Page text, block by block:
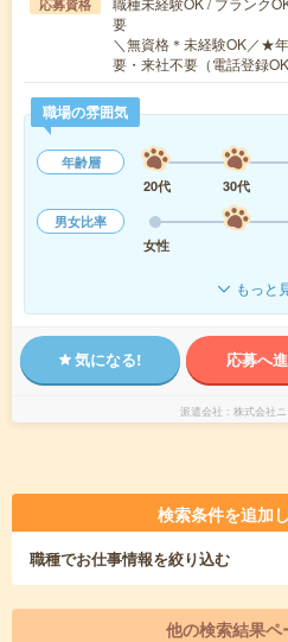
応募資格
要
＼無資格＊未経験OK／★
要・来社不要（電話登録
職場の雰囲気
年齢層
20代
30代
男女比率
女性
もっと
気になる! 応募へ
派遣会社 株式会社
検索条件を追加
職種でお仕事情報を絞り込む
他の検索結果ペ